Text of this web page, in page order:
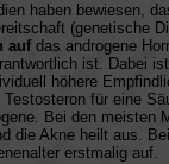
haben bewiesen,
(genetische
aufdas androgene
ist. Dabei
höhere
für eine
Bei den meisten
die Akne heilt aus.
erstmalig auf.